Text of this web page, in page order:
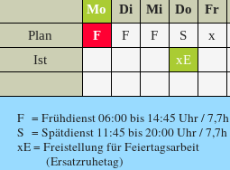
Mo Di Mi Do Fr
Plan F F F S x
Ist xE
F = Frühdienst 06:00 bis 14:45 Uhr / 7,7h
S = Spätdienst 11:45 bis 20:00 Uhr / 7,7h
xE = Freistellung für Feiertagsarbeit
(Ersatzruhetag)